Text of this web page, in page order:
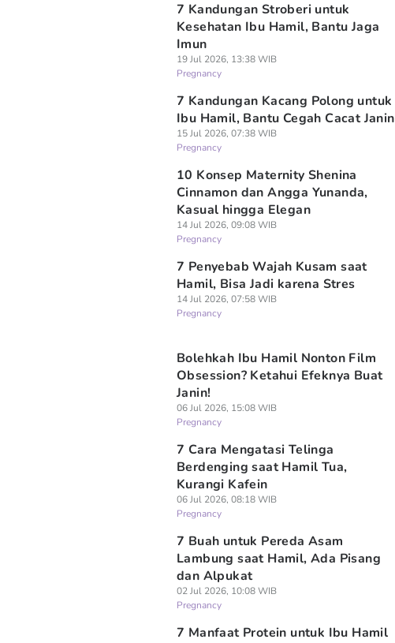
7 Kandungan Stroberi untuk
Kesehatan Ibu Hamil, Bantu Jaga
Imun
19 Jul 2026, 13:38 WIB
Pregnancy
7 Kandungan Kacang Polong untuk
Ibu Hamil, Bantu Cegah Cacat Janin
15 Jul 2026, 07:38 WIB
Pregnancy
10 Konsep Maternity Shenina
Cinnamon dan Angga Yunanda,
Kasual hingga Elegan
14 Jul 2026, 09:08 WIB
Pregnancy
7 Penyebab Wajah Kusam saat
Hamil, Bisa Jadi karena Stres
14 Jul 2026, 07:58 WIB
Pregnancy
Bolehkah Ibu Hamil Nonton Film
Obsession? Ketahui Efeknya Buat
Janin!
06 Jul 2026, 15:08 WIB
Pregnancy
7 Cara Mengatasi Telinga
Berdenging saat Hamil Tua,
Kurangi Kafein
06 Jul 2026, 08:18 WIB
Pregnancy
7 Buah untuk Pereda Asam
Lambung saat Hamil, Ada Pisang
dan Alpukat
02 Jul 2026, 10:08 WIB
Pregnancy
7 Manfaat Protein untuk Ibu Hamil